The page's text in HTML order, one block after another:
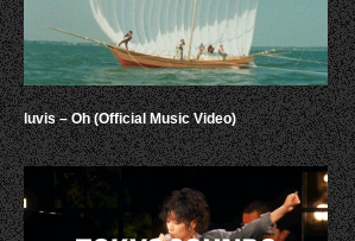
luvis – Oh (Official Music Video)